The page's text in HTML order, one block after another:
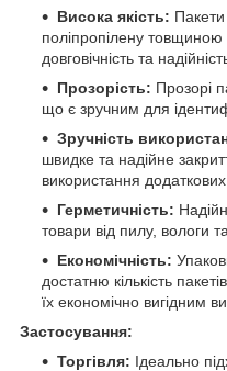
Висока якість: Пакети
поліпропілену
довговічність та
Прозорість: Прозорі
що є зручним для
Зручність
швидке та надійне
використання додаткових
Герметичність:
товари від пилу, вологи
Економічність:
достатню кількість
їх економічно вигідним
Застосування:
Торгівля: Ідеально